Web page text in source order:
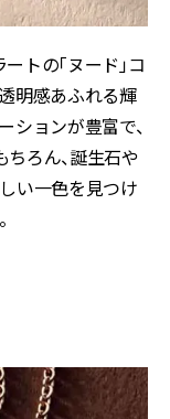
トの「ヌード」コ
明感あふれる輝
ションが豊富で、
ろん、誕生石や
い一色を見つけ